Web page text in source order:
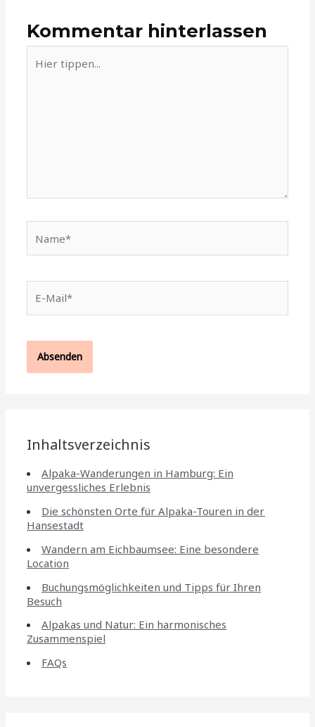
Kommentar hinterlassen
tippen...
Mail*
Inhaltsverzeichnis
Alpaka-Wanderungen in Hamburg: Ein
unvergessliches Erlebnis
Die schönsten Orte für Alpaka-Touren in der
Hansestadt
Wandern am Eichbaumsee: Eine besondere
Location
Buchungsmöglichkeiten und Tipps für Ihren
Besuch
Alpakas und Natur: Ein harmonisches
Zusammenspiel
FAQs